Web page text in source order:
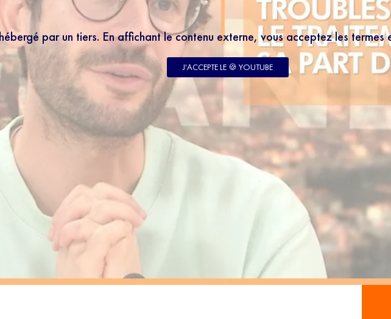
par un tiers. En affichant le contenu externe, vous acceptez les
J'ACCEPTE LE 🍪 YOUTUBE